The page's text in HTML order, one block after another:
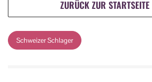
ZURÜCK ZUR
Schweizer Schlager